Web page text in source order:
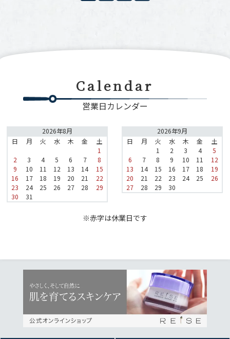
Calendar
営業日カレンダー
2026年8月
日
月 火 水 木 金
土
1
2
3 4 5 6 7
8
9
10 11 12 13 14
15
16
17 18 19 20 21
22
23
24 25 26 27 28
29
30
31
2026年9月
日
月 火 水 木 金
土
1
2 3 4
5
6
7 8 9 10 11
12
13
14 15 16 17 18
19
20
21 22 23 24 25
26
27
28 29 30
※赤字は休業日です